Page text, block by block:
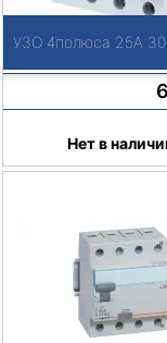
УЗО 4полюса 25А
Нет в